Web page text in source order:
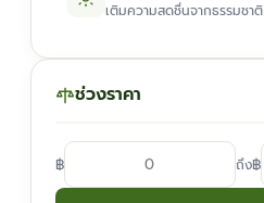
เติมความสดชื่นจากธรรมชาติ
ช่วงราคา
฿ ถึง฿